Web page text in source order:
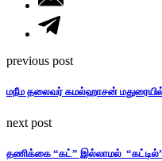
previous post
மநீம தலைவர் கமல்ஹாசன் மதுரையில்
next post
தணிக்கை “கட்” இல்லாமல் “கட்டில்”